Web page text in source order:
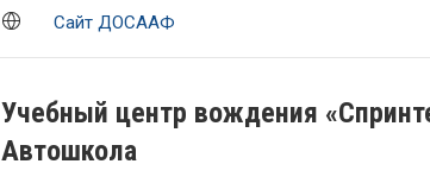
Сайт ДОСААФ
Учебный центр вождения
Автошкола